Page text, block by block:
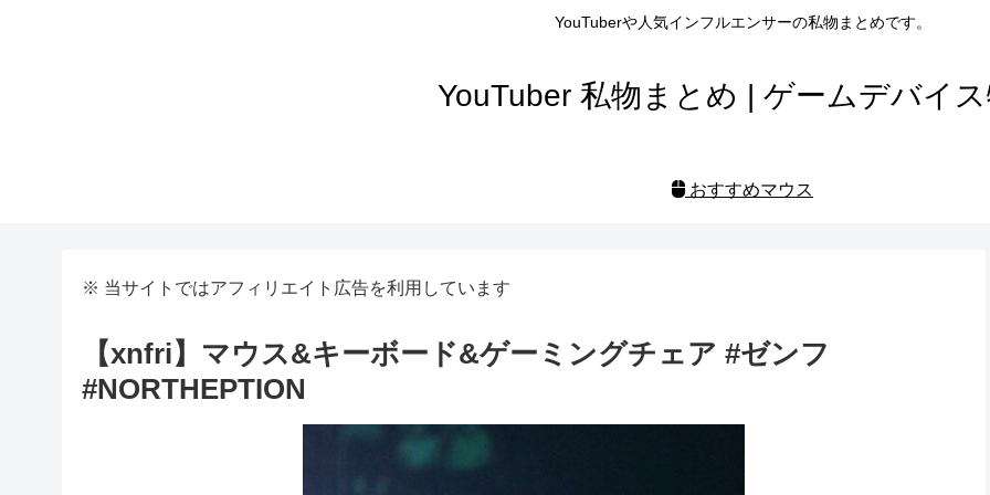
YouTuberや人気インフルエンサーの私物まとめです。
YouTuber 私物まとめ | ゲームデバイ
おすすめマウス
※ 当サイトではアフィリエイト広告を利用しています
【xnfri】マウス&キーボード&ゲーミングチェア #ゼンフ
#NORTHEPTION